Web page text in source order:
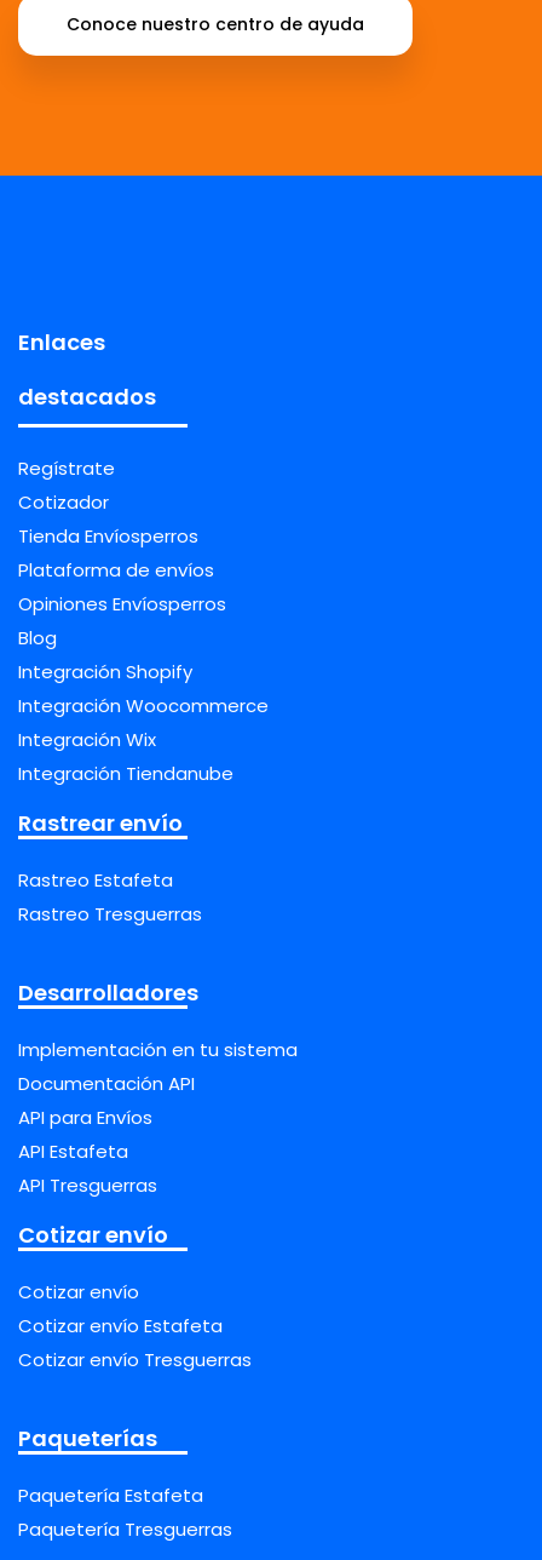
Conoce nuestro centro de ayuda
Enlaces
destacados
Regístrate
Cotizador
Tienda Envíosperros
Plataforma de envíos
Opiniones Envíosperros
Blog
Integración Shopify
Integración Woocommerce
Integración Wix
Integración Tiendanube
Rastrear envío
Rastreo Estafeta
Rastreo Tresguerras
Desarrolladores
Implementación en tu sistema
Documentación API
API para Envíos
API Estafeta
API Tresguerras
Cotizar envío
Cotizar envío
Cotizar envío Estafeta
Cotizar envío Tresguerras
Paqueterías
Paquetería Estafeta
Paquetería Tresguerras